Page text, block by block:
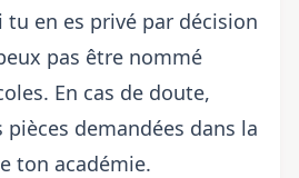
tu en es privé par décision
pas être nommé
En cas de doute,
demandées dans la
ton académie.